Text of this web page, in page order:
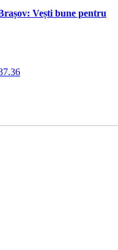
Vești bune pentru